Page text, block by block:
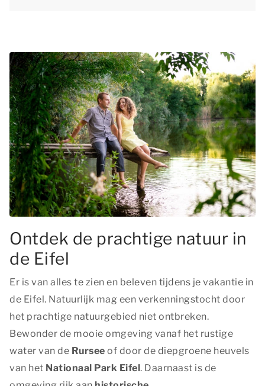
Ontdek de prachtige natuur in
de Eifel
Er is van alles te zien en beleven tijdens je vakantie in
de Eifel. Natuurlijk mag een verkenningstocht door
het prachtige natuurgebied niet ontbreken.
Bewonder de mooie omgeving vanaf het rustige
water van de Rursee of door de diepgroene heuvels
van het Nationaal Park Eifel. Daarnaast is de